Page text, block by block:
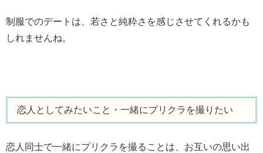
制服でのデートは、若さと純粋さを感じさせてくれるかも
しれませんね。
恋人としてみたいこと・一緒にプリクラを撮りたい
恋人同士で一緒にプリクラを撮ることは、お互いの思い出